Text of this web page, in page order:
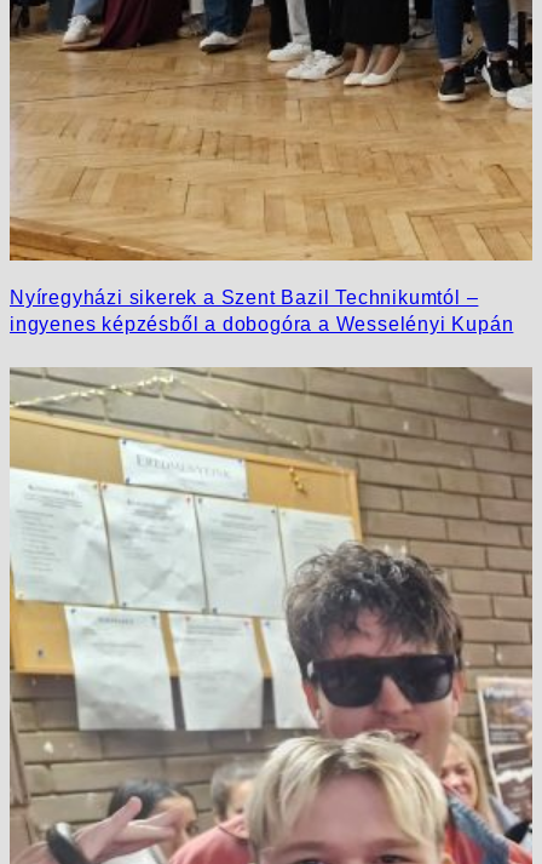
Nyíregyházi sikerek a Szent Bazil Technikumtól –
ingyenes képzésből a dobogóra a Wesselényi Kupán